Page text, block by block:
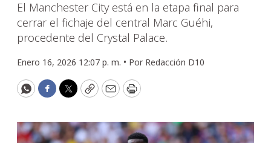
El Manchester City está en la etapa final para
cerrar el fichaje del central Marc Guéhi,
procedente del Crystal Palace.
Enero 16, 2026 12:07 p. m. • Por Redacción D10
WhatsApp
Facebook
Twitter
CopyEmailPrint